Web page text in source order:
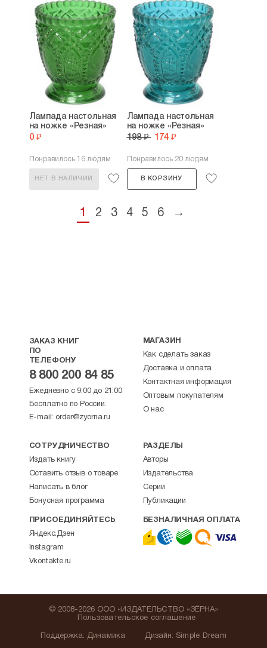
Лампада настольная
на ножке «Резная»
0 ₽
Понравилось 16 людям
НЕТ В НАЛИЧИИ
Лампада настольная
на ножке «Резная»
198 ₽ 174 ₽
Понравилось 20 людям
В КОРЗИНУ
1 2 3 4 5 6 →
ЗАКАЗ КНИГ
ПО
ТЕЛЕФОНУ
8 800 200 84 85
Ежедневно с 9:00 до 21:00
Бесплатно по России.
E-mail: order@zyorna.ru
МАГАЗИН
Как сделать заказ
Доставка и оплата
Контактная информация
Оптовым покупателям
О нас
СОТРУДНИЧЕСТВО
Издать книгу
Оставить отзыв о товаре
Написать в блог
Бонусная программа
РАЗДЕЛЫ
Авторы
Издательства
Серии
Публикации
ПРИСОЕДИНЯЙТЕСЬ
Яндекс.Дзен
Instagram
Vkontakte.ru
БЕЗНАЛИЧНАЯ ОПЛАТА
Поддержка: Динамика
© 2008-2026 ООО «ИЗДАТЕЛЬСТВО «ЗЁРНА»
Пользовательское соглашение
Дизайн: Simple Dream